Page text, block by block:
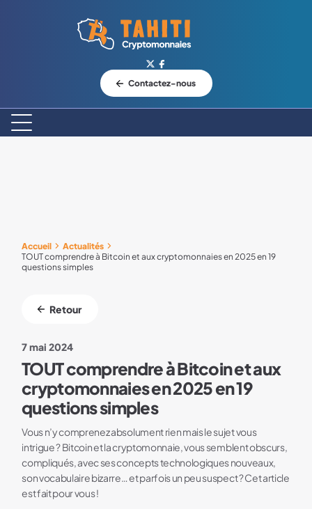
Logo Tahiti-Cryptomonnaies.com
Contactez-nous
Accueil
Actualités
TOUT comprendre à Bitcoin et aux cryptomonnaies en 2025 en 19
questions simples
Retour
7 mai 2024
TOUT comprendre à Bitcoin et aux
cryptomonnaies en 2025 en 19
questions simples
Vous n’y comprenez absolument rien mais le sujet vous
intrigue ? Bitcoin et la cryptomonnaie, vous semblent obscurs,
compliqués, avec ses concepts technologiques nouveaux,
son vocabulaire bizarre… et parfois un peu suspect ? Cet article
est fait pour vous !